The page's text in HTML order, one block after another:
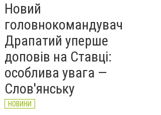
Новий
головнокомандувач
Драпатий уперше
доповів на Ставці:
особлива увага —
Слов'янську
НОВИНИ